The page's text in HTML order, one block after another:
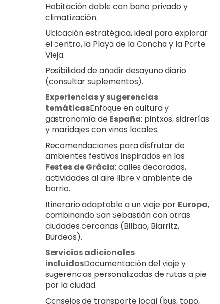
Habitación doble con baño privado y
climatización.
Ubicación estratégica, ideal para explorar
el centro, la Playa de la Concha y la Parte
Vieja.
Posibilidad de añadir desayuno diario
(consultar suplementos).
Experiencias y sugerencias
temáticasEnfoque en cultura y
gastronomía de España: pintxos, sidrerías
y maridajes con vinos locales.
Recomendaciones para disfrutar de
Festes de Gràcia: calles decoradas,
actividades al aire libre y ambiente de
barrio.
Itinerario adaptable a un viaje por Europa,
combinando San Sebastián con otras
ciudades cercanas (Bilbao, Biarritz,
Burdeos).
Servicios adicionales
incluidosDocumentación del viaje y
sugerencias personalizadas de rutas a pie
por la ciudad.
Consejos de transporte local (bus, topo,